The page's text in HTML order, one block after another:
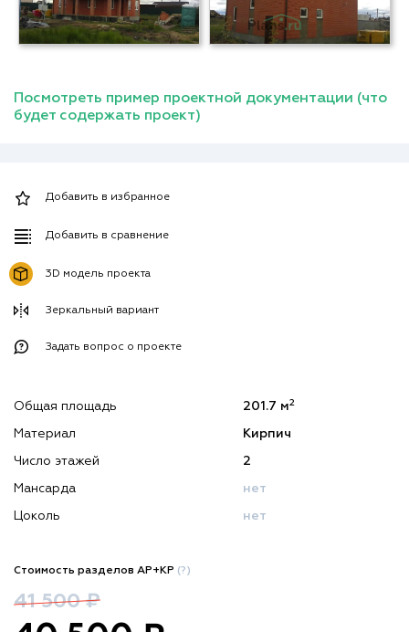
Посмотреть пример проектной документации (что
будет содержать проект)
Добавить в избранное
Добавить в сравнение
3D модель проекта
Зеркальный вариант
Задать вопрос о проекте
Общая площадь 201.7 м2
Материал Кирпич
Число этажей 2
Мансарда нет
Цоколь нет
Стоимость разделов АР+КР (?)
41 500 ₽